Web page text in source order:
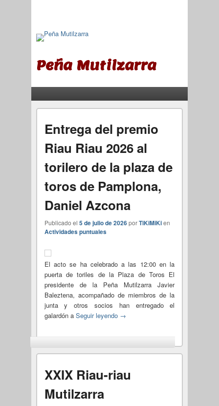
Peña Mutilzarra
Entrega del premio
Riau Riau 2026 al
torilero de la plaza de
toros de Pamplona,
Daniel Azcona
Publicado el 5 de julio de 2026porTiKiMiKien
Actividades puntuales
El acto se ha celebrado a las 12:00 en la
puerta de toriles de la Plaza de Toros El
presidente de la Peña Mutilzarra Javier
Baleztena, acompañado de miembros de la
junta y otros socios han entregado el
galardón a Seguir leyendo →
XXIX Riau-riau
Mutilzarra